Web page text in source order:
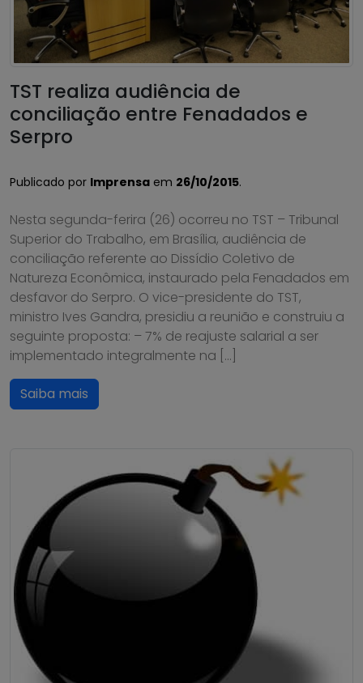
TST realiza audiência de
conciliação entre Fenadados e
Serpro
Publicado por Imprensa em 26/10/2015.
Nesta segunda-ferira (26) ocorreu no TST – Tribunal
Superior do Trabalho, em Brasília, audiência de
conciliação referente ao Dissídio Coletivo de
Natureza Econômica, instaurado pela Fenadados em
desfavor do Serpro. O vice-presidente do TST,
ministro Ives Gandra, presidiu a reunião e construiu a
seguinte proposta: – 7% de reajuste salarial a ser
implementado integralmente na […]
Saiba mais